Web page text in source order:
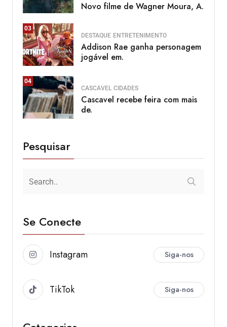
Novo filme de Wagner Moura, A.
03
DESTAQUE ENTRETENIMENTO
Addison Rae ganha personagem
jogável em.
04
CASCAVEL CIDADES
Cascavel recebe feira com mais
de.
Pesquisar
Se Conecte
Instagram Siga-nos
TikTok Siga-nos